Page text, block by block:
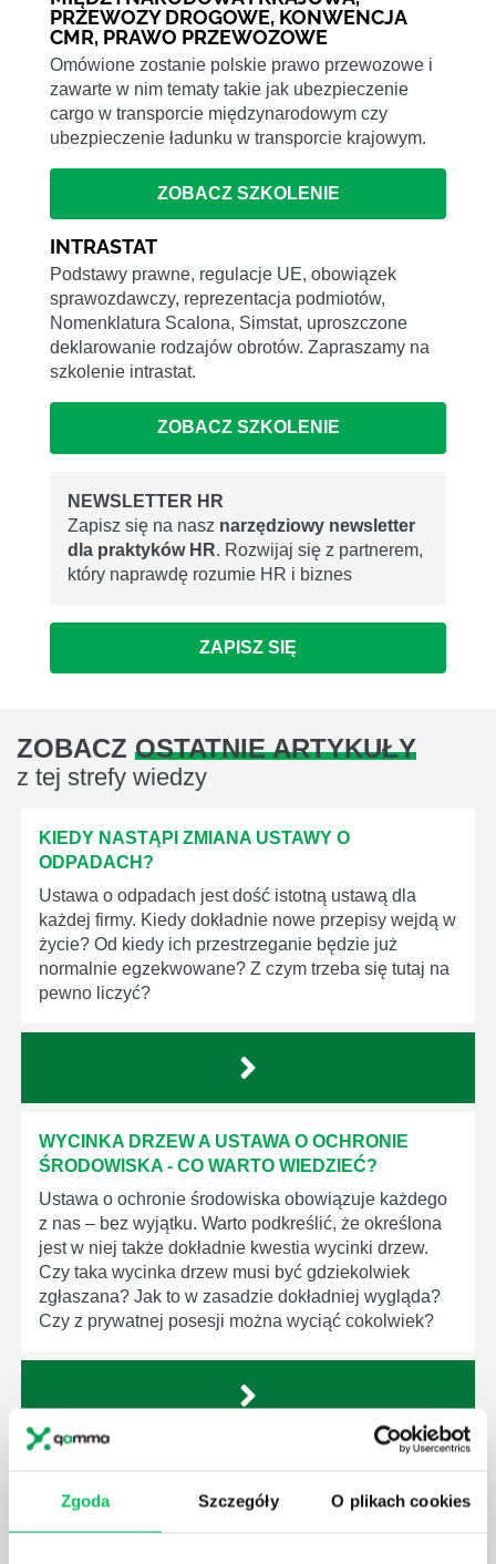
Zgoda Szczegóły O plikach cookies
PRZEWOZY DROGOWE, KONWENCJA
CMR, PRAWO PRZEWOZOWE
Omówione zostanie polskie prawo przewozowe i
zawarte w nim tematy takie jak ubezpieczenie
cargo w transporcie międzynarodowym czy
ubezpieczenie ładunku w transporcie krajowym.
ZOBACZ SZKOLENIE
INTRASTAT
Podstawy prawne, regulacje UE, obowiązek
sprawozdawczy, reprezentacja podmiotów,
Nomenklatura Scalona, Simstat, uproszczone
deklarowanie rodzajów obrotów. Zapraszamy na
szkolenie intrastat.
ZOBACZ SZKOLENIE
NEWSLETTER HR
Zapisz się na nasz narzędziowy newsletter
dla praktyków HR. Rozwijaj się z partnerem,
który naprawdę rozumie HR i biznes
ZAPISZ SIĘ
ZOBACZ OSTATNIE ARTYKUŁY
z tej strefy wiedzy
KIEDY NASTĄPI ZMIANA USTAWY O
ODPADACH?
Ustawa o odpadach jest dość istotną ustawą dla
każdej firmy. Kiedy dokładnie nowe przepisy wejdą w
życie? Od kiedy ich przestrzeganie będzie już
normalnie egzekwowane? Z czym trzeba się tutaj na
pewno liczyć?
WYCINKA DRZEW A USTAWA O OCHRONIE
ŚRODOWISKA - CO WARTO WIEDZIEĆ?
Ustawa o ochronie środowiska obowiązuje każdego
z nas – bez wyjątku. Warto podkreślić, że określona
jest w niej także dokładnie kwestia wycinki drzew.
Czy taka wycinka drzew musi być gdziekolwiek
zgłaszana? Jak to w zasadzie dokładniej wygląda?
Czy z prywatnej posesji można wyciąć cokolwiek?
Prawo wodne to dość skomplikowane prawo w
ustawodawstwie polskim. Na czym dokładniej ono